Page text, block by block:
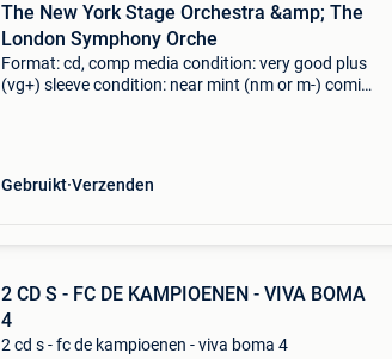
The New York Stage Orchestra &amp; The
London Symphony Orche
Format: cd, comp media condition: very good plus
(vg+) sleeve condition: near mint (nm or m-) coming
Gebruikt Verzenden
2 CD S - FC DE KAMPIOENEN - VIVA BOMA
4
2 cd s - fc de kampioenen - viva boma 4